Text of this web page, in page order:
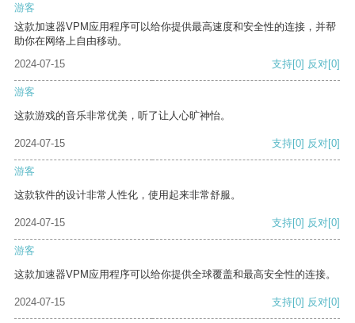
游客
这款加速器VPM应用程序可以给你提供最高速度和安全性的连接，并帮
助你在网络上自由移动。
2024-07-15
支持[0] 反对[0]
游客
这款游戏的音乐非常优美，听了让人心旷神怡。
2024-07-15 支持[0] 反对[0]
游客
这款软件的设计非常人性化，使用起来非常舒服。
2024-07-15 支持[0] 反对[0]
游客
这款加速器VPM应用程序可以给你提供全球覆盖和最高安全性的连接。
2024-07-15 支持[0] 反对[0]